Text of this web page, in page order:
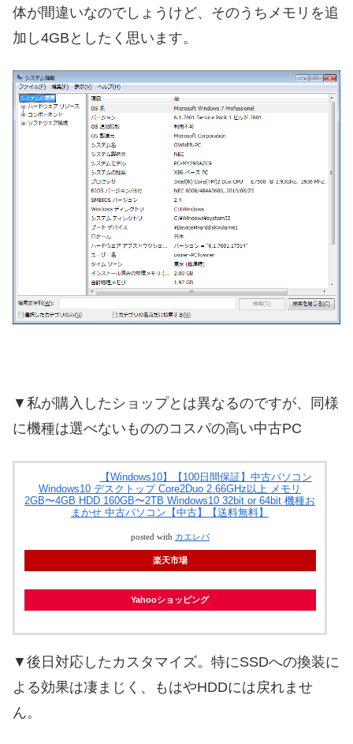
体が間違いなのでしょうけど、そのうちメモリを追
加し4GBとしたく思います。
▼私が購入したショップとは異なるのですが、同様
に機種は選べないもののコスパの高い中古PC
【Windows10】【100日間保証】中古パソコン
Windows10 デスクトップ Core2Duo 2.66GHz以上 メモリ
2GB〜4GB HDD 160GB〜2TB Windows10 32bit or 64bit 機種お
まかせ 中古パソコン【中古】【送料無料】
posted with カエレバ
楽天市場
Yahooショッピング
▼後日対応したカスタマイズ。特にSSDへの換装に
よる効果は凄まじく、もはやHDDには戻れませ
ん。